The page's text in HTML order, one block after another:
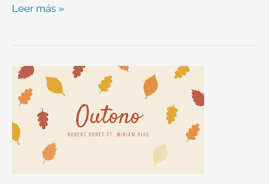
Leer más »
#OUTONO,
nueva
Bossanova
de
Robert
Bonet,